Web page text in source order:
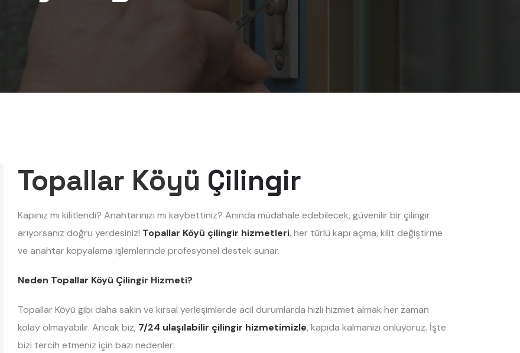
Topallar Köyü Çilingir
Kapınız mı kilitlendi? Anahtarınızı mı kaybettiniz? Anında müdahale edebilecek, güvenilir bir çilingir
arıyorsanız doğru yerdesiniz! Topallar Köyü çilingir hizmetleri, her türlü kapı açma, kilit değiştirme
ve anahtar kopyalama işlemlerinde profesyonel destek sunar.
Neden Topallar Köyü Çilingir Hizmeti?
Topallar Köyü gibi daha sakin ve kırsal yerleşimlerde acil durumlarda hızlı hizmet almak her zaman
kolay olmayabilir. Ancak biz, 7/24 ulaşılabilir çilingir hizmetimizle, kapıda kalmanızı önlüyoruz. İşte
bizi tercih etmeniz için bazı nedenler: